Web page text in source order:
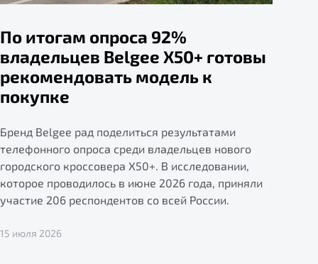
По итогам опроса 92%
владельцев Belgee X50+ готовы
рекомендовать модель к
покупке
Бренд Belgee рад поделиться результатами
телефонного опроса среди владельцев нового
городского кроссовера X50+. В исследовании,
которое проводилось в июне 2026 года, приняли
участие 206 респондентов со всей России.
15 июля 2026